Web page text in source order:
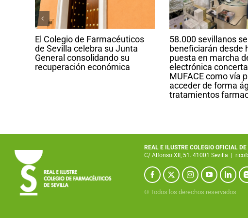
El Colegio de Farmacéuticos
de Sevilla celebra su Junta
General consolidando su
recuperación económica
58.000 sevillanos se
beneficiarán desde
puesta en marcha
electrónica
MUFACE como vía
acceder de forma
tratamientos
REAL E ILUSTRE COLEGIO OFICIAL
C/ Alfonso XII, 51. 41001 Sevilla |
© Todos los derechos reservados